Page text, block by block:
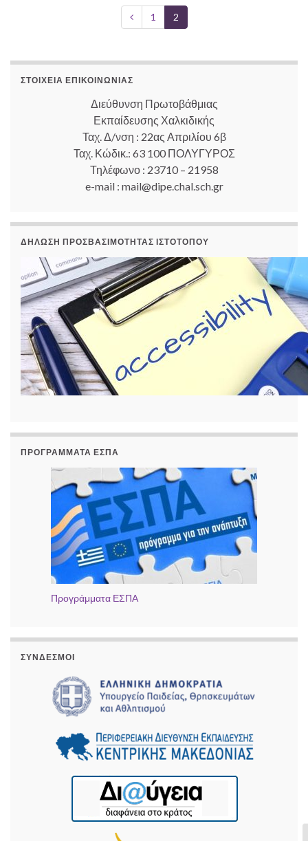
1 2
ΣΤΟΙΧΕΊΑ ΕΠΙΚΟΙΝΩΝΊΑΣ
Διεύθυνση Πρωτοβάθμιας
Εκπαίδευσης Χαλκιδικής
Ταχ. Δ/νση : 22ας Απριλίου 6β
Ταχ. Κώδικ.: 63 100 ΠΟΛΥΓΥΡΟΣ
Τηλέφωνο : 23710 – 21958
e-mail : mail@dipe.chal.sch.gr
ΔΉΛΩΣΗ ΠΡΟΣΒΑΣΙΜΌΤΗΤΑΣ ΙΣΤΟΤΌΠΟΥ
ΠΡΟΓΡΆΜΜΑΤΑ ΕΣΠΑ
Προγράμματα ΕΣΠΑ
ΣΎΝΔΕΣΜΟΙ